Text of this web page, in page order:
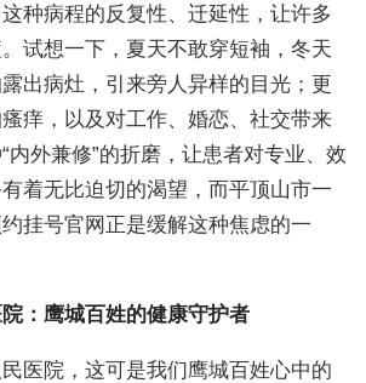
种病程的反复性、迁延性，让许多
试想一下，夏天不敢穿短袖，冬天
出病灶，引来旁人异样的目光；更
痒，以及对工作、婚恋、社交带来
内外兼修”的折磨，让患者对专业、效
着无比迫切的渴望，而平顶山市一
挂号官网正是缓解这种焦虑的一
：鹰城百姓的健康守护者
医院，这可是我们鹰城百姓心中的